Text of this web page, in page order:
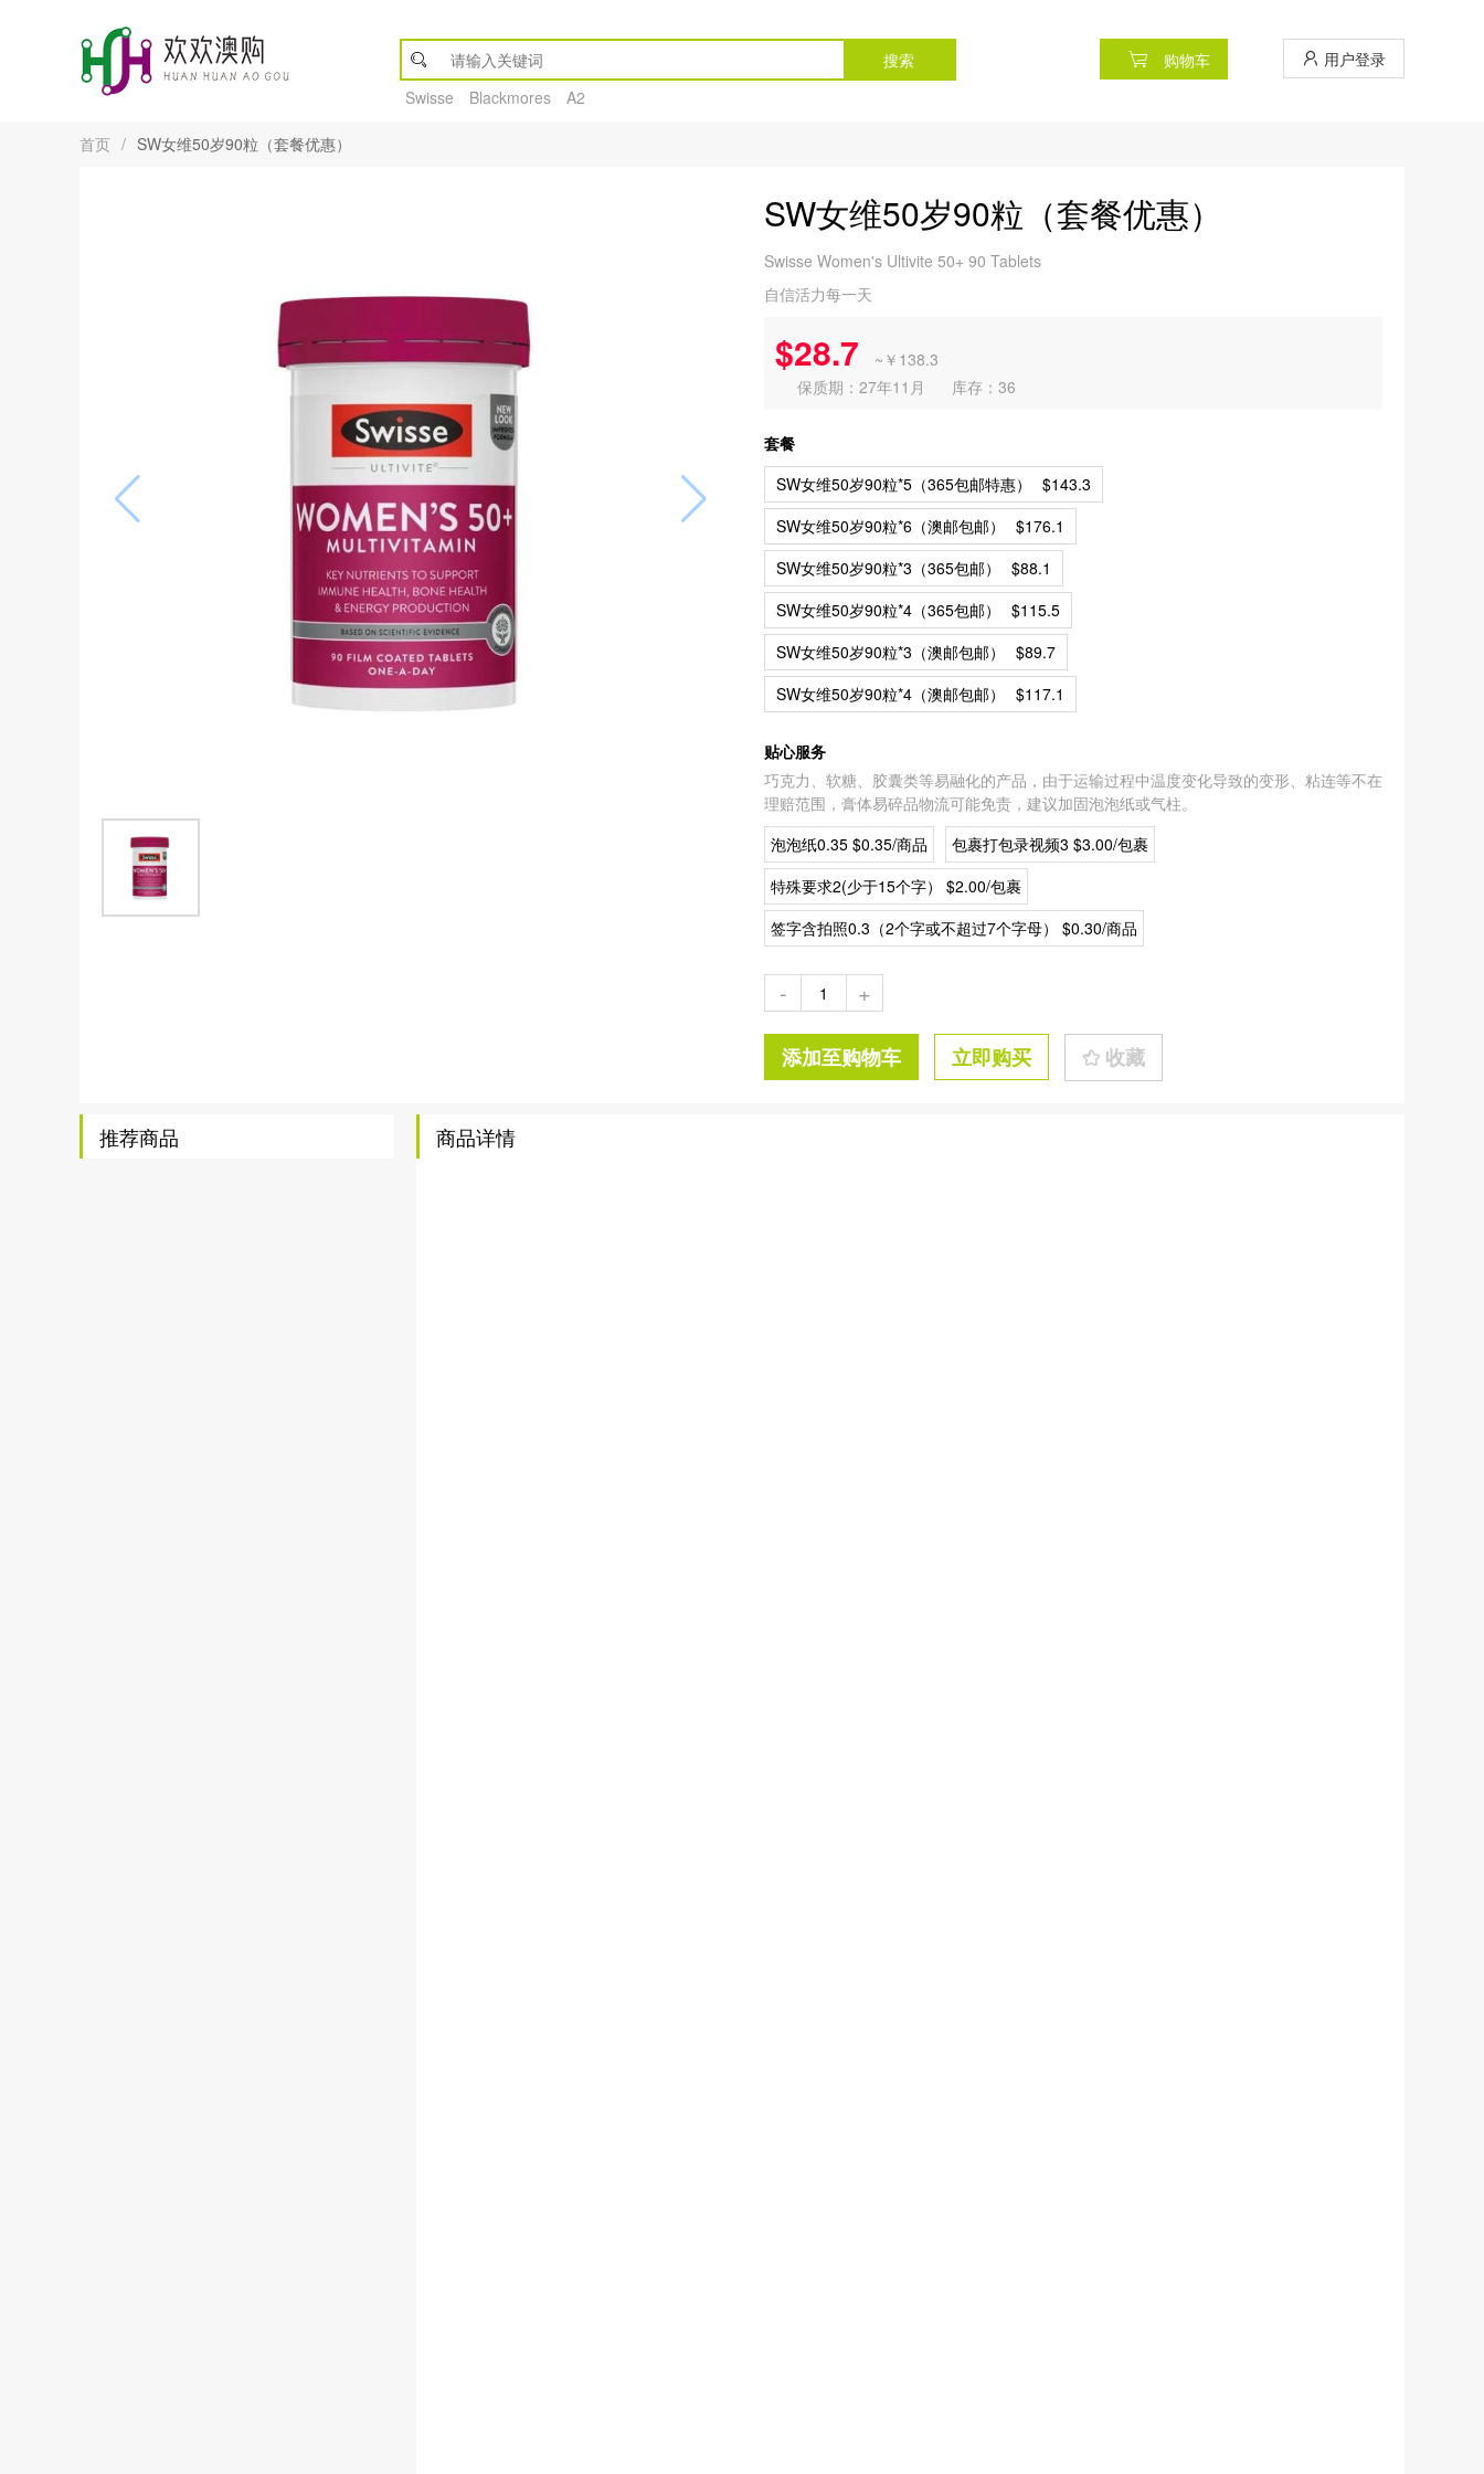
搜索
Swisse
Blackmores A2
购物车 用户登录
首页 / SW女维50岁90粒（套餐优惠）
SW女维50岁90粒（套餐优惠）
Swisse Women's Ultivite 50+ 90 Tablets
自信活力每一天
$28.7
~￥138.3
保质期：27年11月
库存：36
套餐
SW女维50岁90粒*5（365包邮特惠）
$143.3
SW女维50岁90粒*6（澳邮包邮）
$176.1
SW女维50岁90粒*3（365包邮）
$88.1
SW女维50岁90粒*4（365包邮）
$115.5
SW女维50岁90粒*3（澳邮包邮）
$89.7
SW女维50岁90粒*4（澳邮包邮）
$117.1
贴心服务
巧克力、软糖、胶囊类等易融化的产品，由于运输过程中温度变化导致的变形、粘连等不在
理赔范围，膏体易碎品物流可能免责，建议加固泡泡纸或气柱。
泡泡纸0.35 $0.35/商品
包裹打包录视频3 $3.00/包裹
特殊要求2(少于15个字） $2.00/包裹
签字含拍照0.3（2个字或不超过7个字母） $0.30/商品
- +
添加至购物车 立即购买 收藏
推荐商品 商品详情